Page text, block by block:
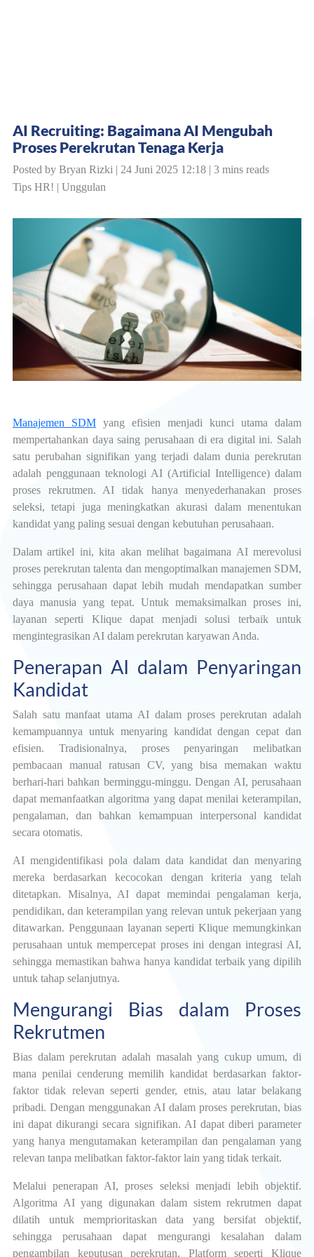
AI Recruiting: Bagaimana AI Mengubah
Proses Perekrutan Tenaga Kerja
Posted by Bryan Rizki | 24 Juni 2025 12:18 | 3 mins reads
Tips HR! | Unggulan
Manajemen SDMyang efisien menjadi kunci utama dalam
mempertahankan daya saing perusahaan di era digital ini. Salah
satu perubahan signifikan yang terjadi dalam dunia perekrutan
adalah penggunaan teknologi AI (Artificial Intelligence) dalam
proses rekrutmen. AI tidak hanya menyederhanakan proses
seleksi, tetapi juga meningkatkan akurasi dalam menentukan
kandidat yang paling sesuai dengan kebutuhan perusahaan.
Dalam artikel ini, kita akan melihat bagaimana AI merevolusi
proses perekrutan talenta dan mengoptimalkan manajemen SDM,
sehingga perusahaan dapat lebih mudah mendapatkan sumber
daya manusia yang tepat. Untuk memaksimalkan proses ini,
layanan seperti Klique dapat menjadi solusi terbaik untuk
mengintegrasikan AI dalam perekrutan karyawan Anda.
Penerapan AI dalam Penyaringan
Kandidat
Salah satu manfaat utama AI dalam proses perekrutan adalah
kemampuannya untuk menyaring kandidat dengan cepat dan
efisien. Tradisionalnya, proses penyaringan melibatkan
pembacaan manual ratusan CV, yang bisa memakan waktu
berhari-hari bahkan berminggu-minggu. Dengan AI, perusahaan
dapat memanfaatkan algoritma yang dapat menilai keterampilan,
pengalaman, dan bahkan kemampuan interpersonal kandidat
secara otomatis.
AI mengidentifikasi pola dalam data kandidat dan menyaring
mereka berdasarkan kecocokan dengan kriteria yang telah
ditetapkan. Misalnya, AI dapat memindai pengalaman kerja,
pendidikan, dan keterampilan yang relevan untuk pekerjaan yang
ditawarkan. Penggunaan layanan seperti Klique memungkinkan
perusahaan untuk mempercepat proses ini dengan integrasi AI,
sehingga memastikan bahwa hanya kandidat terbaik yang dipilih
untuk tahap selanjutnya.
Mengurangi Bias dalam Proses
Rekrutmen
Bias dalam perekrutan adalah masalah yang cukup umum, di
mana penilai cenderung memilih kandidat berdasarkan faktor-
faktor tidak relevan seperti gender, etnis, atau latar belakang
pribadi. Dengan menggunakan AI dalam proses perekrutan, bias
ini dapat dikurangi secara signifikan. AI dapat diberi parameter
yang hanya mengutamakan keterampilan dan pengalaman yang
relevan tanpa melibatkan faktor-faktor lain yang tidak terkait.
Melalui penerapan AI, proses seleksi menjadi lebih objektif.
Algoritma AI yang digunakan dalam sistem rekrutmen dapat
dilatih untuk memprioritaskan data yang bersifat objektif,
sehingga perusahaan dapat mengurangi kesalahan dalam
pengambilan keputusan perekrutan. Platform seperti Klique